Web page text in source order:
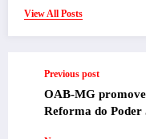
View All Posts
Previous post
OAB-MG
Reforma do